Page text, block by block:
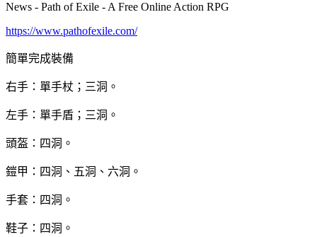
News - Path of Exile - A Free Online Action RPG
https://www.pathofexile.com/
簡單完成裝備
右手：單手杖；三洞。
左手：單手盾；三洞。
頭盔：四洞。
鎧甲：四洞、五洞、六洞。
手套：四洞。
鞋子：四洞。